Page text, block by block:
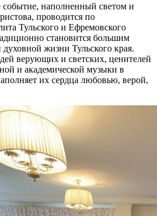
событие, наполненный светом и
проводится по
Тульского и Ефремовского
становится большим
жизни Тульского края.
верующих и светских, ценителей
и академической музыки в
их сердца любовью, верой,